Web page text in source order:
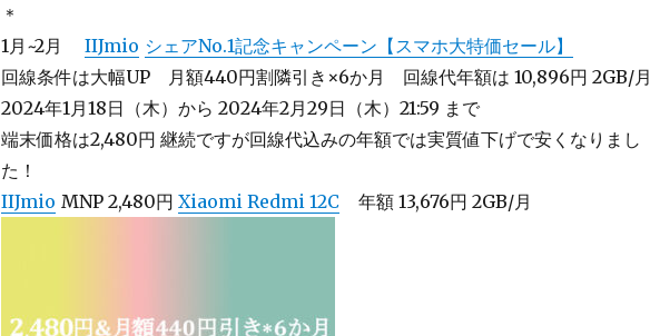
＊
1月~2月 IIJmio シェアNo.1記念キャンペーン【スマホ大特価セール】
回線条件は大幅UP 月額440円割隣引き×6か月 回線代年額は 10,896円 2GB/月
2024年1月18日（木）から 2024年2月29日（木）21:59 まで
端末価格は2,480円 継続ですが回線代込みの年額では実質値下げで安くなりまし
た！
IIJmio MNP 2,480円 Xiaomi Redmi 12C 年額 13,676円 2GB/月